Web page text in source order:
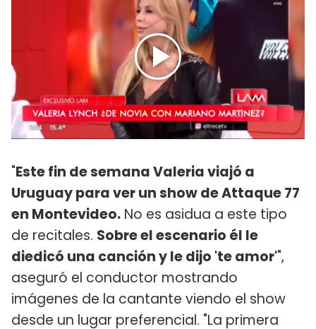
"Este fin de semana Valeria viajó a
Uruguay para ver un show de Attaque 77
en Montevideo. No es asidua a este tipo
de recitales. Sobre el escenario él le
diedicó una canción y le dijo 'te amor'",
aseguró el conductor mostrando
imágenes de la cantante viendo el show
desde un lugar preferencial. "La primera